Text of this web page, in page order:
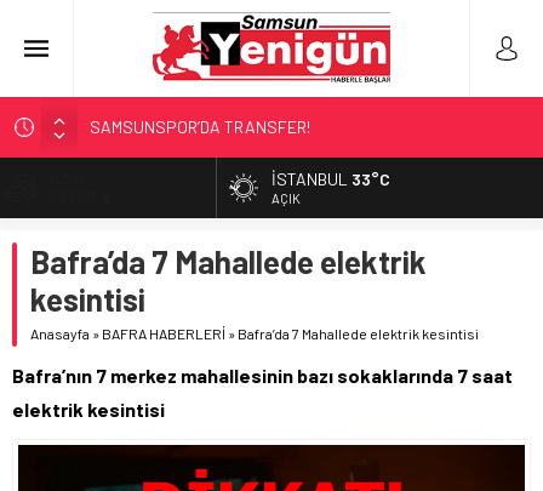
SAMSUNSPOR’DA TRANSFER!
ALAÇAM’A ‘DEV’ YATIRIM!
RAPÇİ KESKİN GÖZALTINDA!
İŞTE FINDIK FİYATI!
13.685,30
DOLAR
47,5953
55,0659
İSTANBUL 33°C
AÇIK
Bafra’da 7 Mahallede elektrik
kesintisi
Anasayfa » BAFRA HABERLERİ » Bafra’da 7 Mahallede elektrik kesintisi
Bafra’nın 7 merkez mahallesinin bazı sokaklarında 7 saat
elektrik kesintisi